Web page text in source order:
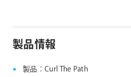
aescripts + aeplugins社 フロ
製品情報
製品：Curl The Path